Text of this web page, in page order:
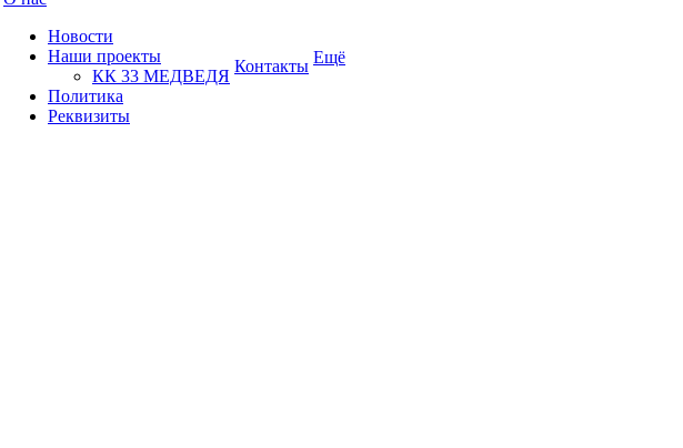
Новости
Наши проекты
КК 33 МЕДВЕДЯ
Политика
Реквизиты
Контакты Ещё